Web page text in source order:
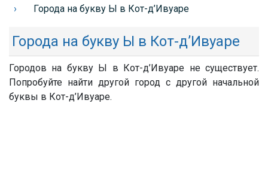
Города на букву Ы в Кот-д’Ивуаре
Города на букву Ы в Кот-д’Ивуаре
Городов на букву Ы в Кот-д’Ивуаре не существует.
Попробуйте найти другой город с другой начальной
буквы в Кот-д’Ивуаре.